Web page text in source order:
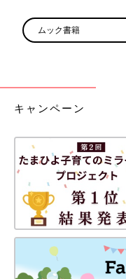
ムック書籍
キャンペーン